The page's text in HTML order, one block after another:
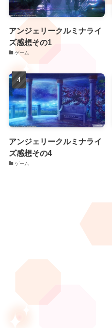
アンジェリークルミナライ
ズ感想その1
ゲーム
アンジェリークルミナライ
ズ感想その4
ゲーム